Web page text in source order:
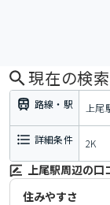
現在の検
路線・駅 上尾
詳細条件 2K
上尾駅周辺の口
住みやすさ